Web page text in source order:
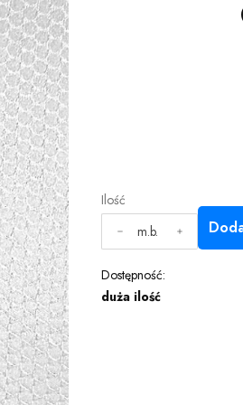
Ilość
m.b.
Dostępność:
duża ilość